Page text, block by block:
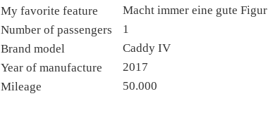
My favorite feature
Macht immer eine gute Figur
Number of passengers
1
Brand model
Caddy IV
Year of manufacture
2017
Mileage
50.000